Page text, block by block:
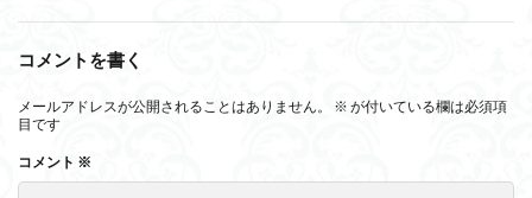
コメントを書く
メールアドレスが公開されることはありません。 ※ が付いている欄は必須項
目です
コメント ※